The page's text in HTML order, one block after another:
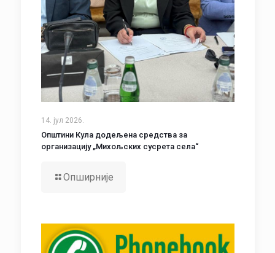
14. јул 2026.
Општини Кула додељена средства за
организацију „Михољских сусрета села“
Опширније